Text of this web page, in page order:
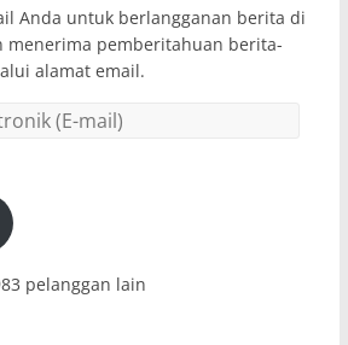
Anda untuk berlangganan berita di
menerima pemberitahuan berita-
alamat email.
pelanggan lain